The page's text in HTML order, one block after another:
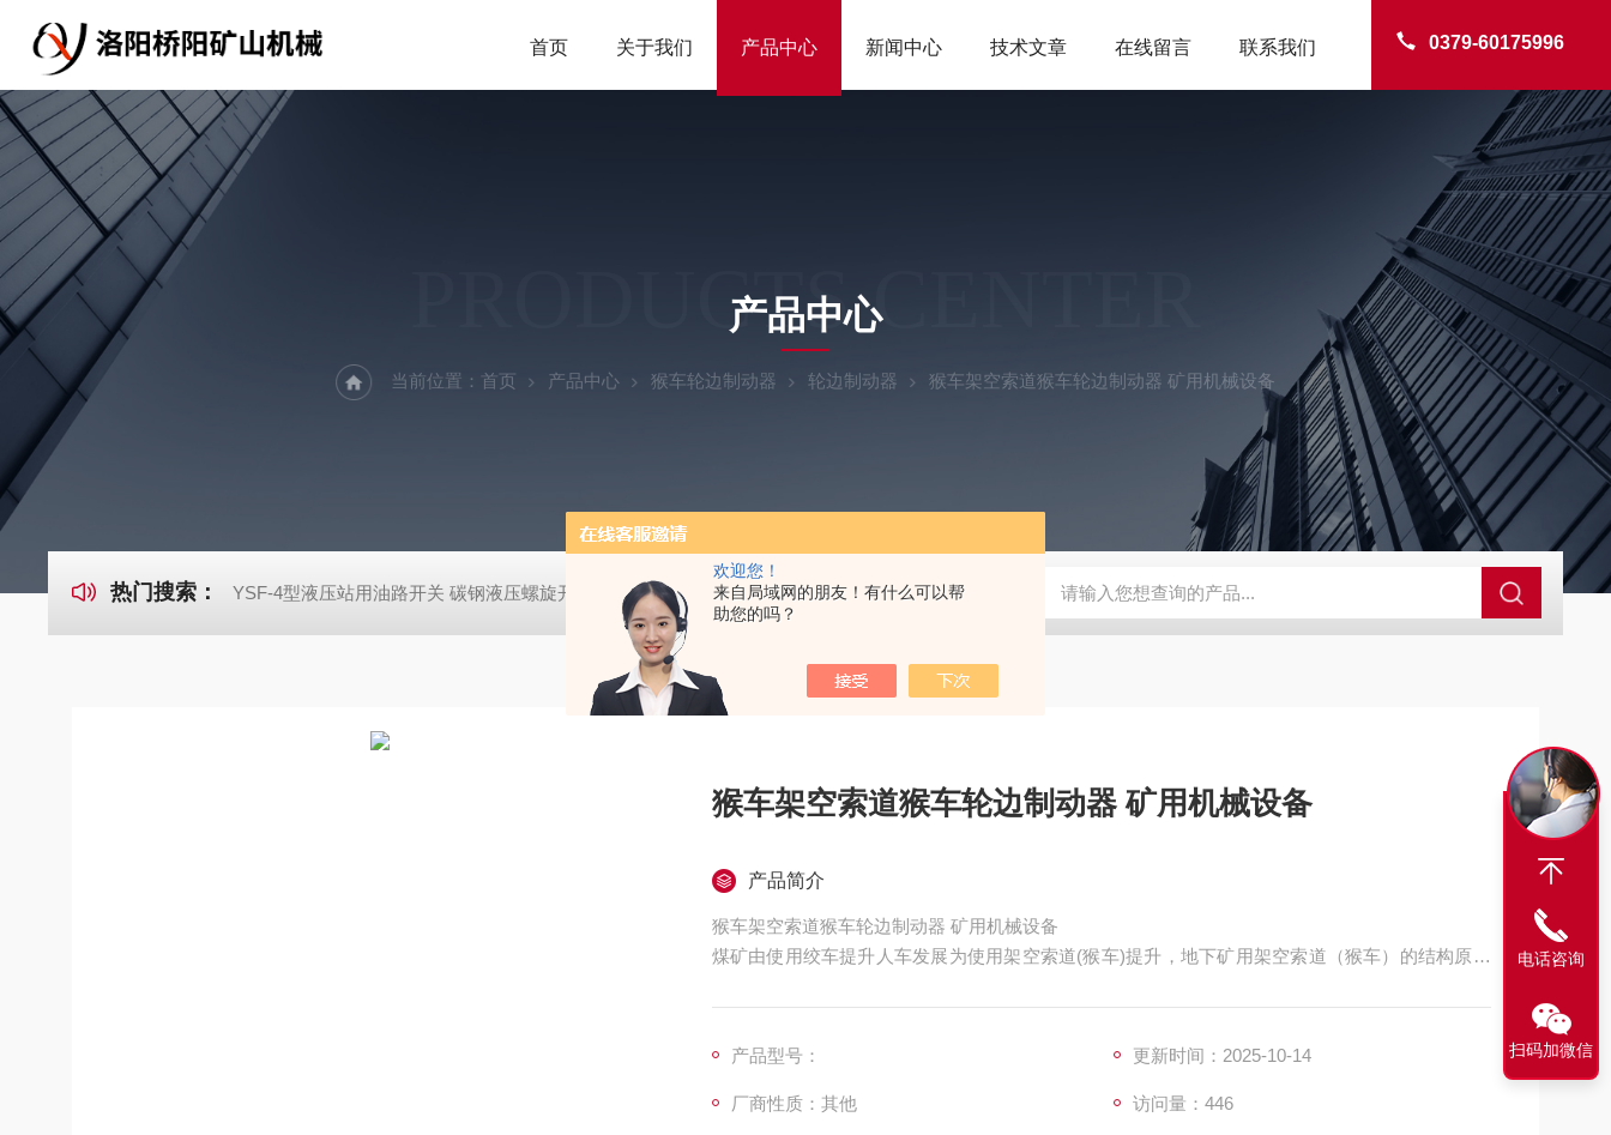
欢迎您！
来自局域网的朋友！有什么可以帮
助您的吗？
0379-60175996
首页 关于我们 产品中心 新闻中心 技术文章 在线留言 联系我们
PRODUCTS CENTER
产品中心
当前位置： 首页 产品中心 猴车轮边制动器 轮边制动器 猴车架空索道猴车轮边制动器 矿用机械设备
热门搜索： YSF-4型液压站用油路开关 碳钢液压螺旋开关 猴车配件橡胶轮衬 托压轮矿用斜井巷道用 矿用本安型行程开关KHXC24 井下机电设备 便携式移动液压系统总成 提升机
猴车架空索道猴车轮边制动器 矿用机械设备
产品简介
猴车架空索道猴车轮边制动器 矿用机械设备
煤矿由使用绞车提升人车发展为使用架空索道(猴车)提升，地下矿用架空索道（猴车）的结构原理
产品型号：
更新时间：2025-10-14
厂商性质：其他 访问量：446
电话咨询
扫码加微信